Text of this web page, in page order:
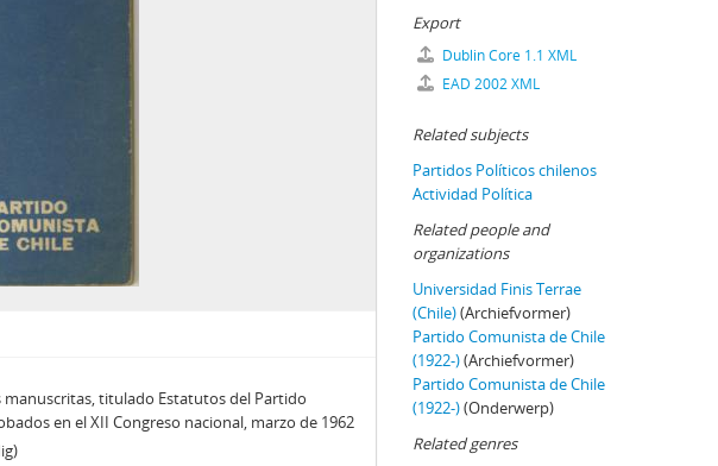
titulado Estatutos del Partido
en el XII Congreso nacional, marzo de 1962
Export
Dublin Core 1.1 XML
EAD 2002 XML
Related subjects
Partidos Políticos chilenos
Actividad Política
Related people and
organizations
Universidad Finis Terrae
(Chile)(Archiefvormer)
Partido Comunista de Chile
(1922-)(Archiefvormer)
Partido Comunista de Chile
(1922-)(Onderwerp)
Related genres